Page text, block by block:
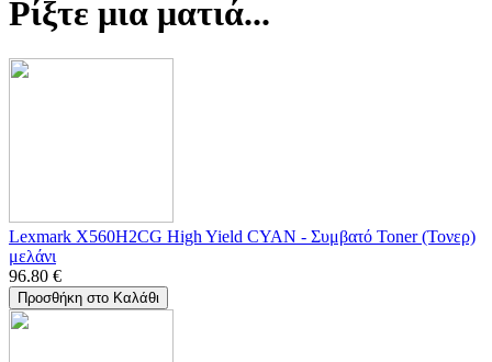
Ρίξτε μια ματιά...
Lexmark X560H2CG High Yield CYAN - Συμβατό Toner (Τονερ)
μελάνι
96.80 €
Προσθήκη στο Καλάθι